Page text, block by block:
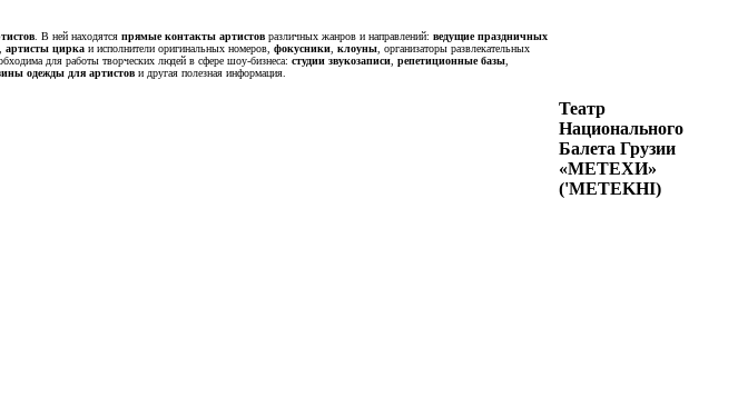
. В ней находятся прямые контакты артистов различных жанров и направлений: ведущие праздничных
артисты цирка и исполнители оригинальных номеров, фокусники клоуны , организаторы развлекательных
для работы творческих людей в сфере шоу-бизнеса: студии звукозаписи репетиционные базы
одежды для артистов и другая полезная информация.
Театр
Национального
Балета Грузии
«МЕТЕХИ»
('METEKHI)